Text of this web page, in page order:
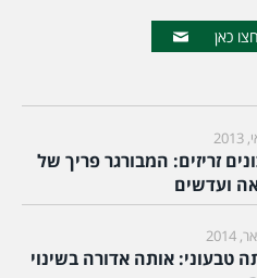
כאן
זריזים: המבורגר פריך של
ועדשים
טבעוני: אותה אדורה בשינוי